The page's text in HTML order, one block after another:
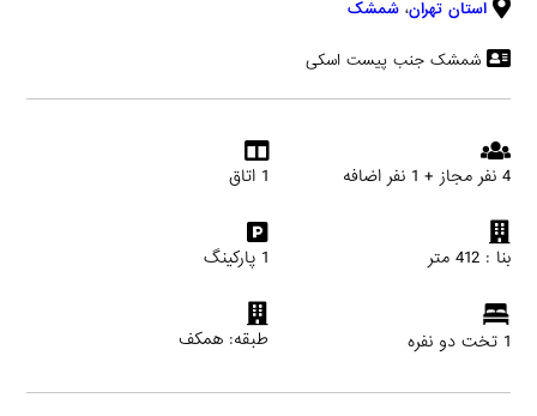
استان تهران، شمشک
شمشک جنب پیست اسکی
4 نفر مجاز + 1 نفر اضافه 1 اتاق
بنا : 412 متر 1 پارکینگ
1 تخت دو نفره طبقه: همکف